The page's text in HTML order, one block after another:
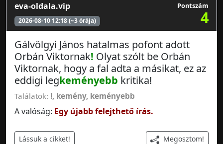
eva-oldala.vip
2026-08-10 12:18 (~3 órája)
Pontszám
4
Gálvölgyi János hatalmas pofont adott
Orbán Viktornak! Olyat szólt be Orbán
Viktornak, hogy a fal adta a másikat, ez az
eddigi legkeményebb kritika!
Találatok: !, kemény, keményebb
A valóság: Egy újabb felejthető írás.
Lássuk a cikket! Megosztom!